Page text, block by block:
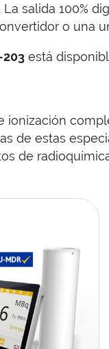
salida 100%
o una
203 está
ionización
de estas
de